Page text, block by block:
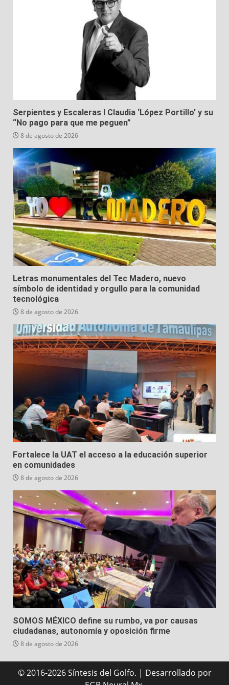
Serpientes y Escaleras I Claudia ‘López Portillo’ y su
“No pago para que me peguen”
8 de agosto de 2026
Letras monumentales del Tec Madero, nuevo
símbolo de identidad y orgullo para la comunidad
tecnológica
8 de agosto de 2026
Fortalece la UAT el acceso a la educación superior
en comunidades
8 de agosto de 2026
SOMOS MÉXICO define su rumbo, va por causas
ciudadanas, autonomía y oposición firme
8 de agosto de 2026
© 2016-2026 Síntesis del Golfo. | Desarrollado por